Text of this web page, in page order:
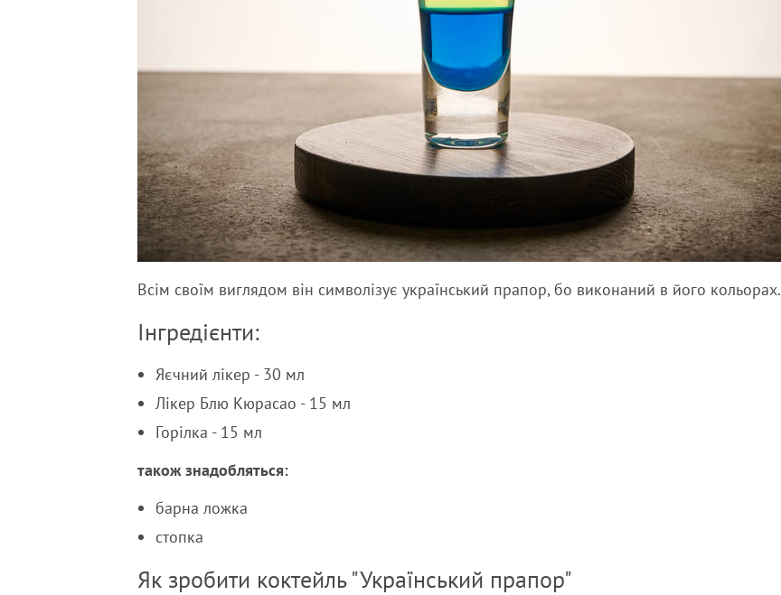
Всім своїм виглядом він символізує український прапор, бо виконаний в його кольорах.
Інгредієнти:
Яєчний лікер - 30 мл
Лікер Блю Кюрасао - 15 мл
Горілка - 15 мл
також знадобляться:
барна ложка
стопка
Як зробити коктейль "Український прапор"